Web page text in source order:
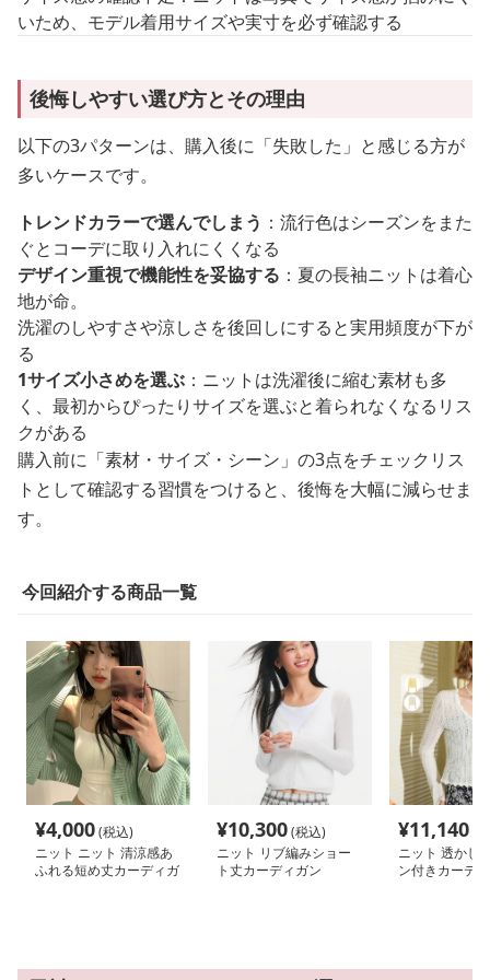
いため、モデル着用サイズや実寸を必ず確認する
後悔しやすい選び方とその理由
以下の3パターンは、購入後に「失敗した」と感じる方が
多いケースです。
トレンドカラーで選んでしまう ：流行色はシーズンをまた
ぐとコーデに取り入れにくくなる
デザイン重視で機能性を妥協する ：夏の長袖ニットは着心
地が命。
洗濯のしやすさや涼しさを後回しにすると実用頻度が下が
る
1サイズ小さめを選ぶ ：ニットは洗濯後に縮む素材も多
く、最初からぴったりサイズを選ぶと着られなくなるリス
クがある
購入前に「素材・サイズ・シーン」の3点をチェックリス
トとして確認する習慣をつけると、後悔を大幅に減らせま
す。
今回紹介する商品一覧
¥4,000(税込)
ニット ニット 清涼感あ
ふれる短め丈カーディガ
¥10,300(税込)
ニット リブ編みショー
ト丈カーディガン
¥11,140
ニット 透かし
ン付きカーデ